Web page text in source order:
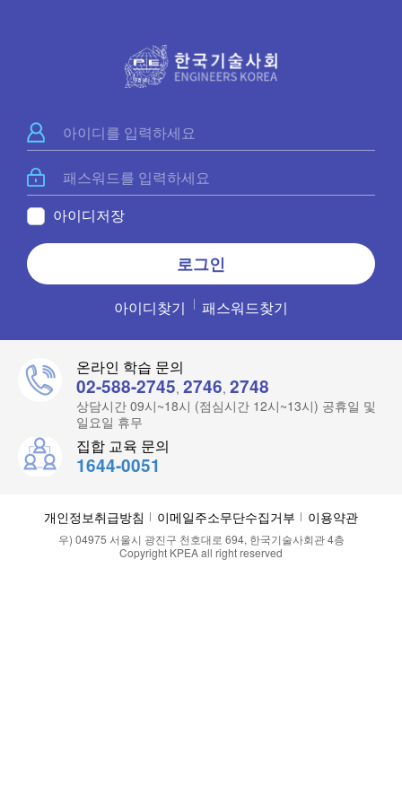
아이디저장
아이디찾기 패스워드찾기
온라인 학습 문의
02-588-2745, 2746, 2748
상담시간 09시~18시 (점심시간 12시~13시) 공휴일 및
일요일 휴무
집합 교육 문의
1644-0051
개인정보취급방침 이메일주소무단수집거부 이용약관
우) 04975 서울시 광진구 천호대로 694, 한국기술사회관 4층
Copyright KPEA all right reserved